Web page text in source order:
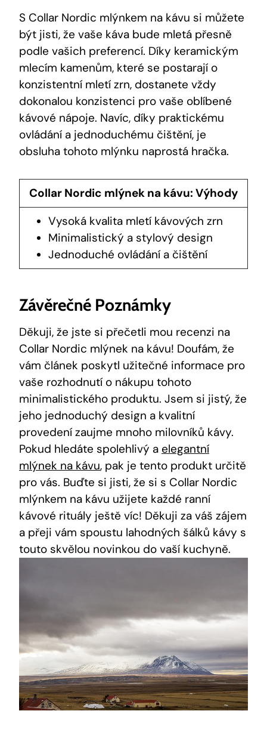
S Collar Nordic mlýnkem na kávu si můžete
být jisti, že vaše káva bude mletá přesně
podle vašich preferencí. Díky keramickým
mlecím kamenům, které se postarají o
konzistentní mletí zrn, dostanete vždy
dokonalou konzistenci pro vaše oblíbené
kávové nápoje. Navíc, díky praktickému
ovládání a jednoduchému čištění, je
obsluha tohoto mlýnku naprostá hračka.
Collar Nordic mlýnek na kávu: Výhody
Vysoká kvalita mletí kávových zrn
Minimalistický a stylový design
Jednoduché ovládání a čištění
Závěrečné Poznámky
Děkuji, že jste si přečetli mou recenzi na
Collar Nordic mlýnek na kávu! Doufám, že
vám článek poskytl užitečné informace pro
vaše rozhodnutí o nákupu tohoto
minimalistického produktu. Jsem si jistý, že
jeho jednoduchý design a kvalitní
provedení zaujme mnoho milovníků kávy.
Pokud hledáte spolehlivý a elegantní
mlýnek na kávu, pak je tento produkt určitě
pro vás. Buďte si jisti, že si s Collar Nordic
mlýnkem na kávu užijete každé ranní
kávové rituály ještě víc! Děkuji za váš zájem
a přeji vám spoustu lahodných šálků kávy s
touto skvělou novinkou do vaší kuchyně.